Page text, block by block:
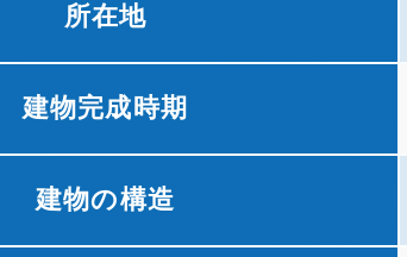
所在地
建物完成時期
建物の構造